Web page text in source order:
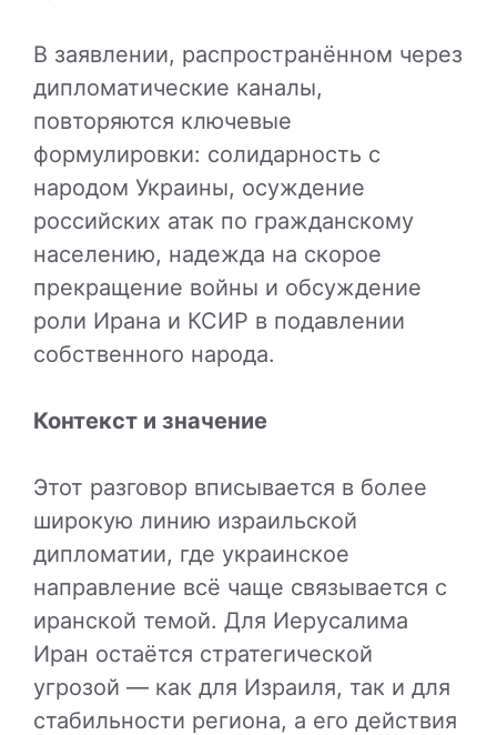
В заявлении, распространённом через
дипломатические каналы,
повторяются ключевые
формулировки: солидарность с
народом Украины, осуждение
российских атак по гражданскому
населению, надежда на скорое
прекращение войны и обсуждение
роли Ирана и КСИР в подавлении
собственного народа.
Контекст и значение
Этот разговор вписывается в более
широкую линию израильской
дипломатии, где украинское
направление всё чаще связывается с
иранской темой. Для Иерусалима
Иран остаётся стратегической
угрозой — как для Израиля, так и для
стабильности региона, а его действия